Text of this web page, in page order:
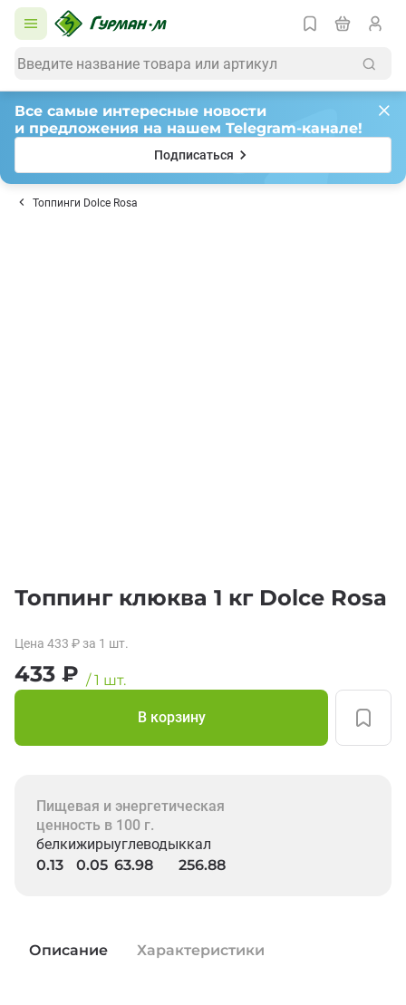
Все самые интересные новости
и предложения на нашем Telegram-канале!
Подписаться
Топпинги Dolce Rosa
Топпинг клюква 1 кг Dolce Rosa
Цена 433 ₽ за 1 шт.
433 ₽ /1 шт.
В корзину
Пищевая и энергетическая
ценность в 100 г.
белки
0.13
жиры
0.05
углеводы
63.98
ккал
256.88
Описание Характеристики